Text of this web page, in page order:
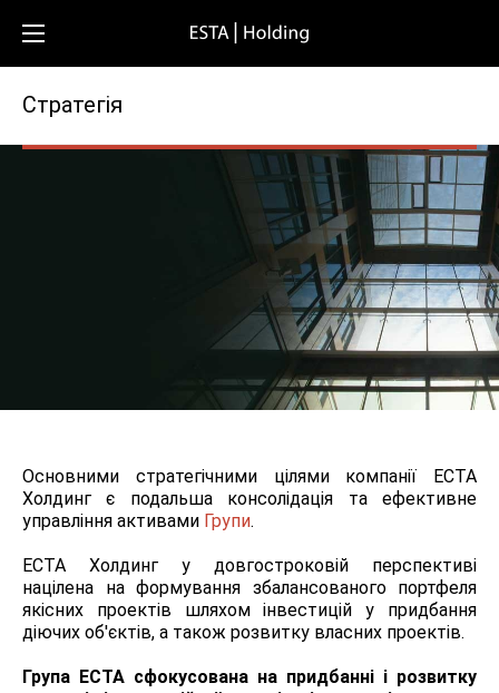
Стратегія
Основними стратегічними цілями компанії ЕСТА
Холдинг є подальша консолідація та ефективне
управління активами Групи.
ЕСТА Холдинг у довгостроковій перспективі
націлена на формування збалансованого портфеля
якісних проектів шляхом інвестицій у придбання
діючих об'єктів, а також розвитку власних проектів.
Група ЕСТА сфокусована на придбанні і розвитку